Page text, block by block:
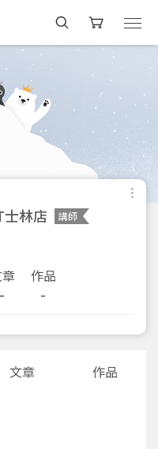
士林店 講師
-
作品
-
文章 作品